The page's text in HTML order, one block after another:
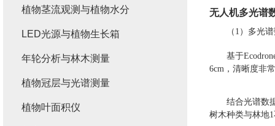
无人机多光谱
（ 1 ）多光
基于
6cm ，清晰度非
结合光谱数
树木种类与林地1
植物茎流观测与植物水分
LED光源与植物生长箱
年轮分析与林木测量
植物冠层与光谱测量
植物叶面积仪